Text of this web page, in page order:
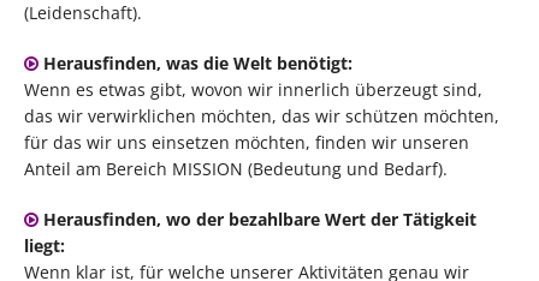
(Leidenschaft).
Herausfinden, was die Welt benötigt:
Wenn es etwas gibt, wovon wir innerlich überzeugt sind,
das wir verwirklichen möchten, das wir schützen möchten,
für das wir uns einsetzen möchten, finden wir unseren
Anteil am Bereich MISSION (Bedeutung und Bedarf).
Herausfinden, wo der bezahlbare Wert der Tätigkeit
liegt:
Wenn klar ist, für welche unserer Aktivitäten genau wir